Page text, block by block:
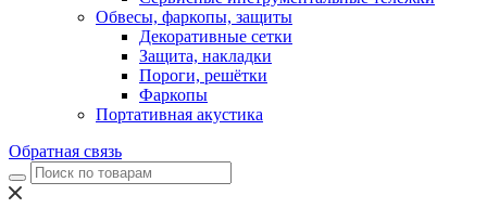
Обвесы, фаркопы, защиты
Декоративные сетки
Защита, накладки
Пороги, решётки
Фаркопы
Портативная акустика
Обратная связь